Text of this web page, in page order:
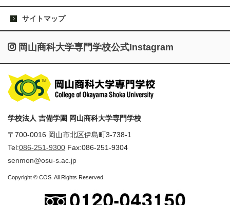
サイトマップ
岡山商科大学専門学校公式Instagram
学校法人 吉備学園 岡山商科大学専門学校
〒700-0016 岡山市北区伊島町3-738-1
Tel:086-251-9300 Fax:086-251-9304
senmon@osu-s.ac.jp
Copyright © COS. All Rights Reserved.